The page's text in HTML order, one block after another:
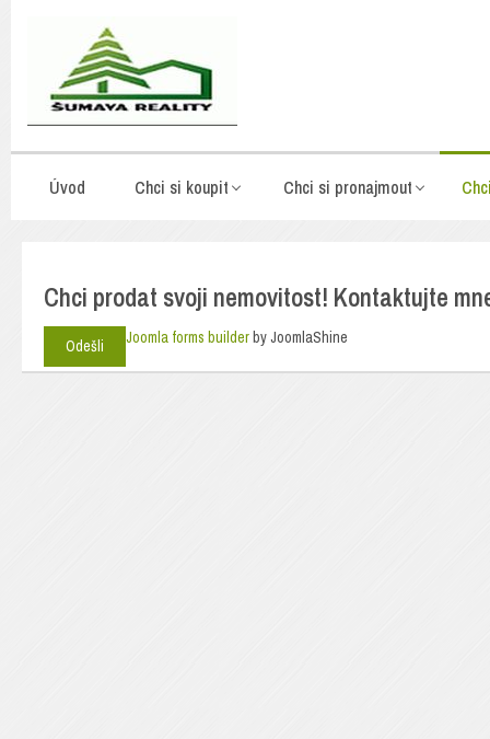
Úvod Chci si koupit Chci si pronajmout
Chci prodat svoji nemovitost! Kontaktujte
Odešli Joomla forms builderby JoomlaShine